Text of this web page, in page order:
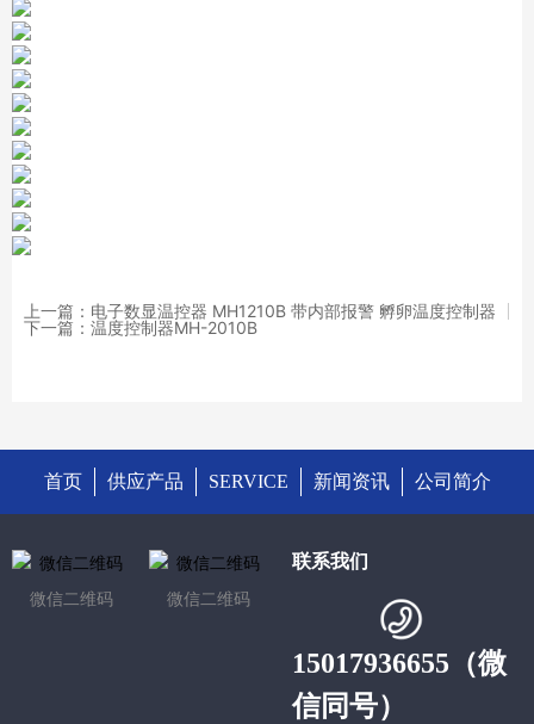
上一篇：电子数显温控器 MH1210B 带内部报警 孵卵温度控制器
下一篇：温度控制器MH-2010B
首页 供应产品 SERVICE 新闻资讯 公司简介
微信二维码 微信二维码
联系我们
15017936655（微
信同号）